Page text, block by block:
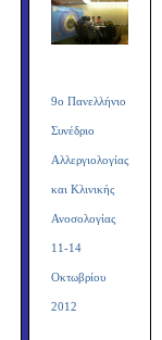
9ο Πανελλήνιο
Συνέδριο
Αλλεργιολογίας
και Κλινικής
Ανοσολογίας
11-14
Οκτωβρίου
2012